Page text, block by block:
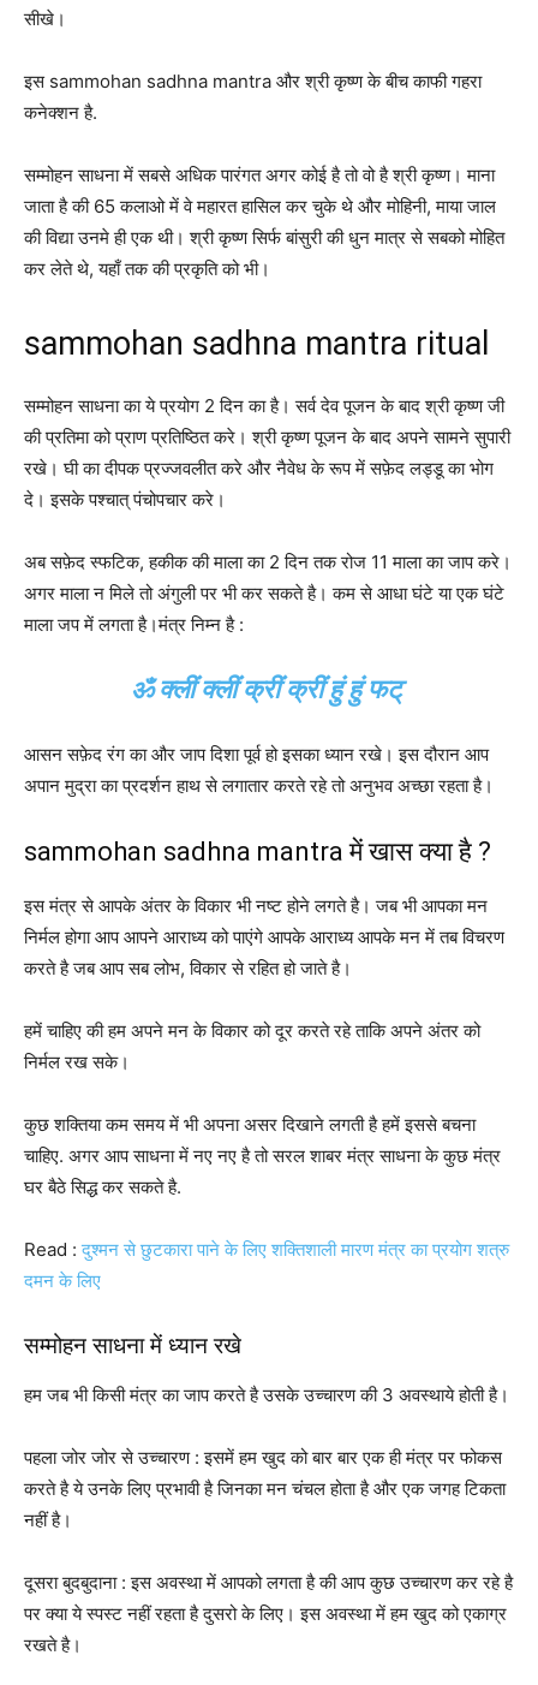
सीखे।
इस sammohan sadhna mantra और श्री कृष्ण के बीच काफी गहरा
कनेक्शन है.
सम्मोहन साधना में सबसे अधिक पारंगत अगर कोई है तो वो है श्री कृष्ण। माना
जाता है की 65 कलाओ में वे महारत हासिल कर चुके थे और मोहिनी, माया जाल
की विद्या उनमे ही एक थी। श्री कृष्ण सिर्फ बांसुरी की धुन मात्र से सबको मोहित
कर लेते थे, यहाँ तक की प्रकृति को भी।
sammohan sadhna mantra ritual
सम्मोहन साधना का ये प्रयोग 2 दिन का है। सर्व देव पूजन के बाद श्री कृष्ण जी
की प्रतिमा को प्राण प्रतिष्ठित करे। श्री कृष्ण पूजन के बाद अपने सामने सुपारी
रखे। घी का दीपक प्रज्जवलीत करे और नैवेध के रूप में सफ़ेद लड्डू का भोग
दे। इसके पश्चात् पंचोपचार करे।
अब सफ़ेद स्फटिक, हकीक की माला का 2 दिन तक रोज 11 माला का जाप करे।
अगर माला न मिले तो अंगुली पर भी कर सकते है। कम से आधा घंटे या एक घंटे
माला जप में लगता है।मंत्र निम्न है :
ॐ क्लीं क्लीं क्रीं क्रीं हुं हुं फट्
आसन सफ़ेद रंग का और जाप दिशा पूर्व हो इसका ध्यान रखे। इस दौरान आप
अपान मुद्रा का प्रदर्शन हाथ से लगातार करते रहे तो अनुभव अच्छा रहता है।
sammohan sadhna mantra में खास क्या है ?
इस मंत्र से आपके अंतर के विकार भी नष्ट होने लगते है। जब भी आपका मन
निर्मल होगा आप आपने आराध्य को पाएंगे आपके आराध्य आपके मन में तब विचरण
करते है जब आप सब लोभ, विकार से रहित हो जाते है।
हमें चाहिए की हम अपने मन के विकार को दूर करते रहे ताकि अपने अंतर को
निर्मल रख सके।
कुछ शक्तिया कम समय में भी अपना असर दिखाने लगती है हमें इससे बचना
चाहिए. अगर आप साधना में नए नए है तो सरल शाबर मंत्र साधना के कुछ मंत्र
घर बैठे सिद्ध कर सकते है.
Read :दुश्मन से छुटकारा पाने के लिए शक्तिशाली मारण मंत्र का प्रयोग शत्रु
दमन के लिए
सम्मोहन साधना में ध्यान रखे
हम जब भी किसी मंत्र का जाप करते है उसके उच्चारण की 3 अवस्थाये होती है।
पहला जोर जोर से उच्चारण : इसमें हम खुद को बार बार एक ही मंत्र पर फोकस
करते है ये उनके लिए प्रभावी है जिनका मन चंचल होता है और एक जगह टिकता
नहीं है।
दूसरा बुदबुदाना : इस अवस्था में आपको लगता है की आप कुछ उच्चारण कर रहे है
पर क्या ये स्पस्ट नहीं रहता है दुसरो के लिए। इस अवस्था में हम खुद को एकाग्र
रखते है।